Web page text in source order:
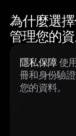
為什麼選
管理您的資
隱私保障使
冊和身份驗
您的資料。